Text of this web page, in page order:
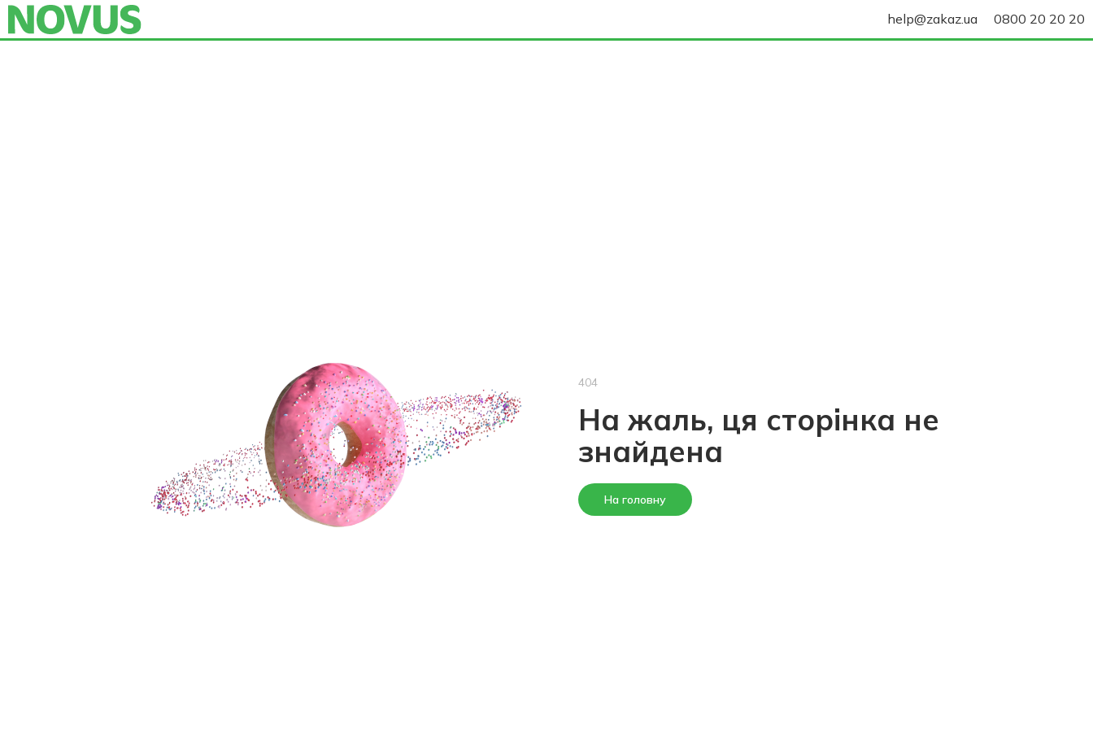
help@zakaz.ua 0800 20 20 20
404
На жаль, ця сторінка не
знайдена
На головну